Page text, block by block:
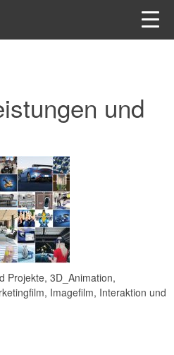
und
Projekte, 3D_Animation,
Imagefilm, Interaktion und